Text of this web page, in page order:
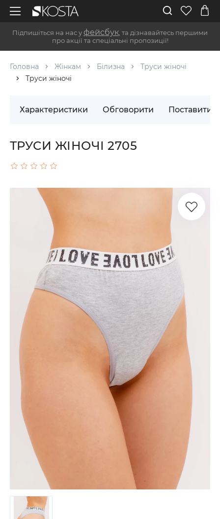
Підпишіться на нас у фейсбук , та дізнавайтесь першими
про акції та спеціальні пропозиції!
Головна Жінкам Білизна
Труси жіночі
Труси жіночі
Характеристики Обговорити Поставити
ТРУСИ ЖІНОЧІ 2705